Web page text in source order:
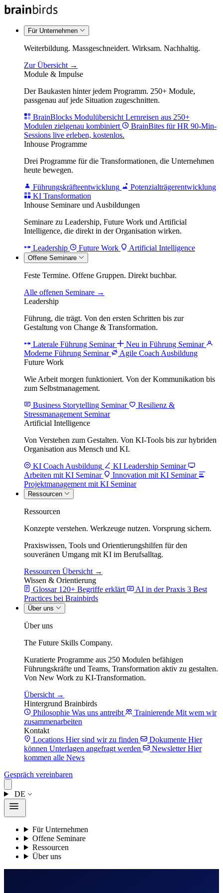
Für Unternehmen
Weiterbildung. Massgeschneidert. Wirksam. Nachhaltig.
Zur Übersicht →
Module & Impulse
Der Baukasten hinter jedem Programm. 250+ Module,
passgenau auf jede Situation zugeschnitten.
BrainBlocks Modulübersicht Lernreisen aus 250+
Modulen zielgenau kombiniert
BrainBites für HR 90-Min-
Sessions live erleben, kostenlos.
Inhouse Programme
Drei Programme für die Transformationen, die Unternehmen
heute bewegen.
Führungskräfteentwicklung
Potenzialträgerentwicklung
KI Transformation
Inhouse Seminare und Ausbildungen
Seminare zu Leadership, Future Work und Artificial
Intelligence, die direkt in der Organisation wirken.
Leadership
Future Work Artificial Intelligence
Offene Seminare
Feste Termine. Offene Gruppen. Direkt buchbar.
Alle offenen Seminare →
Leadership
Führung, die trägt. Von den ersten Schritten bis zur
Gestaltung von Change & Transformation.
Laterale Führung Seminar
Neu in Führung Seminar
Moderne Führung Seminar
Agile Coach Ausbildung
Future Work
Wie Arbeit morgen funktioniert. Von der Kommunikation bis
zum Selbstmanagement.
Business Storytelling Seminar
Resilienz &
Stressmanagement Seminar
Artificial Intelligence
Von Verstehen zum Gestalten. Von KI-Tools bis zur hybriden
Organisation aus Mensch und KI.
KI Coach Ausbildung
KI Leadership Seminar
Arbeiten mit KI Seminar
Innovation mit KI Seminar
Projektmanagement mit KI Seminar
Ressourcen
Ressourcen
Konzepte verstehen. Werkzeuge nutzen. Vorsprung sichern.
Praxiswissen, Tools und Orientierungshilfen für den
souveränen Umgang mit KI im Berufsalltag.
Ressourcen Übersicht →
Wissen & Orientierung
Glossar 120+ Begriffe erklärt AI in der Praxis 3 Best
Practices bei Brainbirds
Über uns
Über uns
The Future Skills Company.
Kuratierte Programme aus 250 Modulen befähigen
Führungskräfte und Teams, Transformation aktiv zu gestalten.
Von New Work zu KI-Transformation.
Übersicht →
Hintergrund Brainbirds
Philosophie Was uns antreibt Trainierende Mit wem wir
zusammenarbeiten
Kontakt
Locations Hier sind wir zu finden Dokumente Hier
können Unterlagen angefragt werden
Newsletter Hier
kommen alle News
Gespräch vereinbaren
DE
Für Unternehmen
Offene Seminare
Ressourcen
Über uns